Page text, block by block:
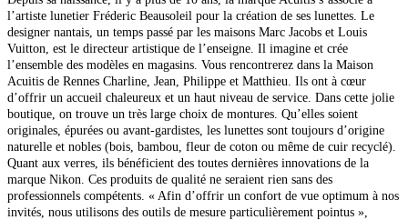
l’artiste lunetier Fréderic Beausoleil pour la création de ses lunettes. Le
designer nantais, un temps passé par les maisons Marc Jacobs et Louis
Vuitton, est le directeur artistique de l’enseigne. Il imagine et crée
l’ensemble des modèles en magasins. Vous rencontrerez dans la Maison
Acuitis de Rennes Charline, Jean, Philippe et Matthieu. Ils ont à cœur
d’offrir un accueil chaleureux et un haut niveau de service. Dans cette jolie
boutique, on trouve un très large choix de montures. Qu’elles soient
originales, épurées ou avant-gardistes, les lunettes sont toujours d’origine
naturelle et nobles (bois, bambou, fleur de coton ou même de cuir recyclé).
Quant aux verres, ils bénéficient des toutes dernières innovations de la
marque Nikon. Ces produits de qualité ne seraient rien sans des
professionnels compétents. « Afin d’offrir un confort de vue optimum à nos
invités, nous utilisons des outils de mesure particulièrement pointus »,